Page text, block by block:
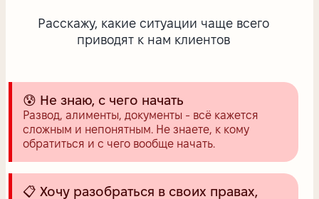
Расскажу, какие ситуации чаще всего
приводят к нам клиентов
😰 Не знаю, с чего начать
Развод, алименты, документы - всё кажется
сложным и непонятным. Не знаете, к кому
обратиться и с чего вообще начать.
📋 Хочу разобраться в своих правах,